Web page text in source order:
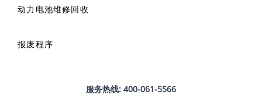
动力电池维修回收
报废程序
服务热线: 400-061-5566